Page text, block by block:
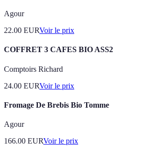
Agour
22.00 EURVoir le prix
COFFRET 3 CAFES BIO ASS2
Comptoirs Richard
24.00 EURVoir le prix
Fromage De Brebis Bio Tomme
Agour
166.00 EURVoir le prix